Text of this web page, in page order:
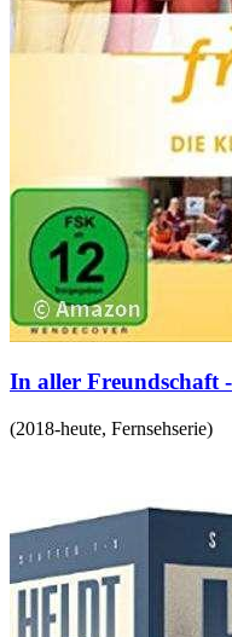
In aller Freundschaft
(2018-heute, Fernsehserie)